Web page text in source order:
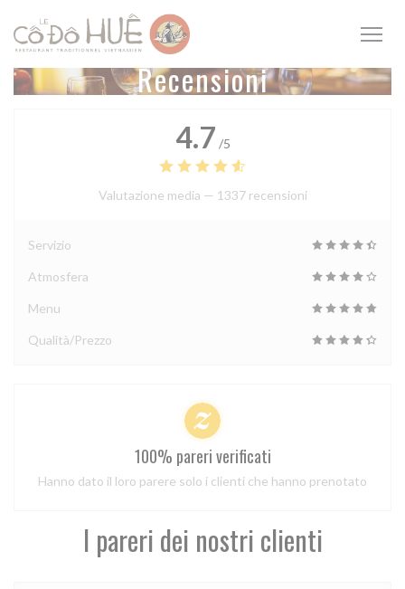
Personalizzazione delle tue scelte sui cookie
Recensioni
I pareri dei nostri clienti
4.7 /5
Valutazione media — 1337 recensioni
Servizio
Atmosfera
Menu
Qualità/Prezzo
100% pareri verificati
Hanno dato il loro parere solo i clienti che hanno prenotato